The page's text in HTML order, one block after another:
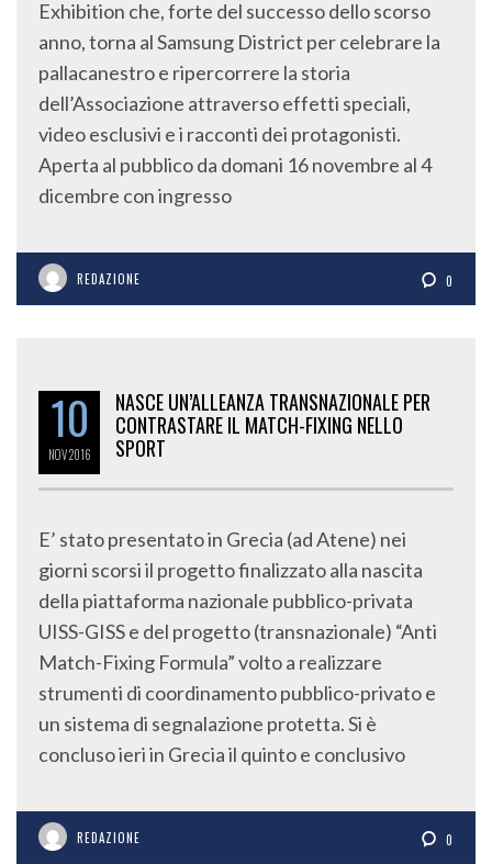
anno, torna al Samsung District per celebrare la
pallacanestro e ripercorrere la storia
dell’Associazione attraverso effetti speciali,
video esclusivi e i racconti dei protagonisti.
Aperta al pubblico da domani 16 novembre al 4
dicembre con ingresso
10
NOV 2016
CONTRASTARE IL MATCH-FIXING NELLO
SPORT
giorni scorsi il progetto finalizzato alla nascita
della piattaforma nazionale pubblico-privata
UISS-GISS e del progetto (transnazionale) “Anti
Match-Fixing Formula” volto a realizzare
strumenti di coordinamento pubblico-privato e
un sistema di segnalazione protetta. Si è
concluso ieri in Grecia il quinto e conclusivo